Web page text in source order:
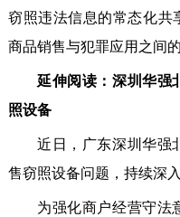
窃照违法信息的常态化共
商品销售与犯罪应用之间
延伸阅读：深圳华强
照设备
近日，广东深圳华强
售窃照设备问题，持续深
为强化商户经营守法